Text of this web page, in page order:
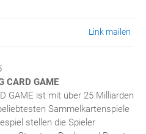
Link mailen
CARD GAME
GAME ist mit über 25 Milliarden
Sammelkartenspiele
stellen die Spieler